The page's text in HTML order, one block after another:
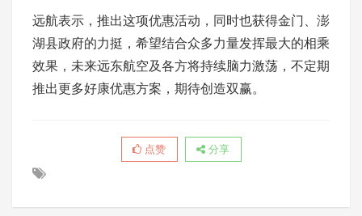
远航表示，推出这项优惠活动，同时也获得金门、澎
湖县政府的力挺，希望结合众多力量发挥最大的相乘
效果，未来远东航空及各方将持续脑力激荡，不定期
推出更多好康优惠方案，期待创造双赢。
点赞 分享